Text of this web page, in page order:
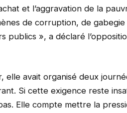
et l’aggravation de la
de corruption, de
publics », a déclaré
elle avait organisé deux
Si cette exigence reste
Elle compte mettre la